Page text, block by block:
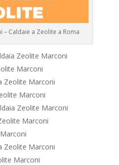
– Caldaie a Zeolite a Roma
Zeolite Marconi
Marconi
Zeolite Marconi
Marconi
Zeolite Marconi
Marconi
Zeolite Marconi
Marconi